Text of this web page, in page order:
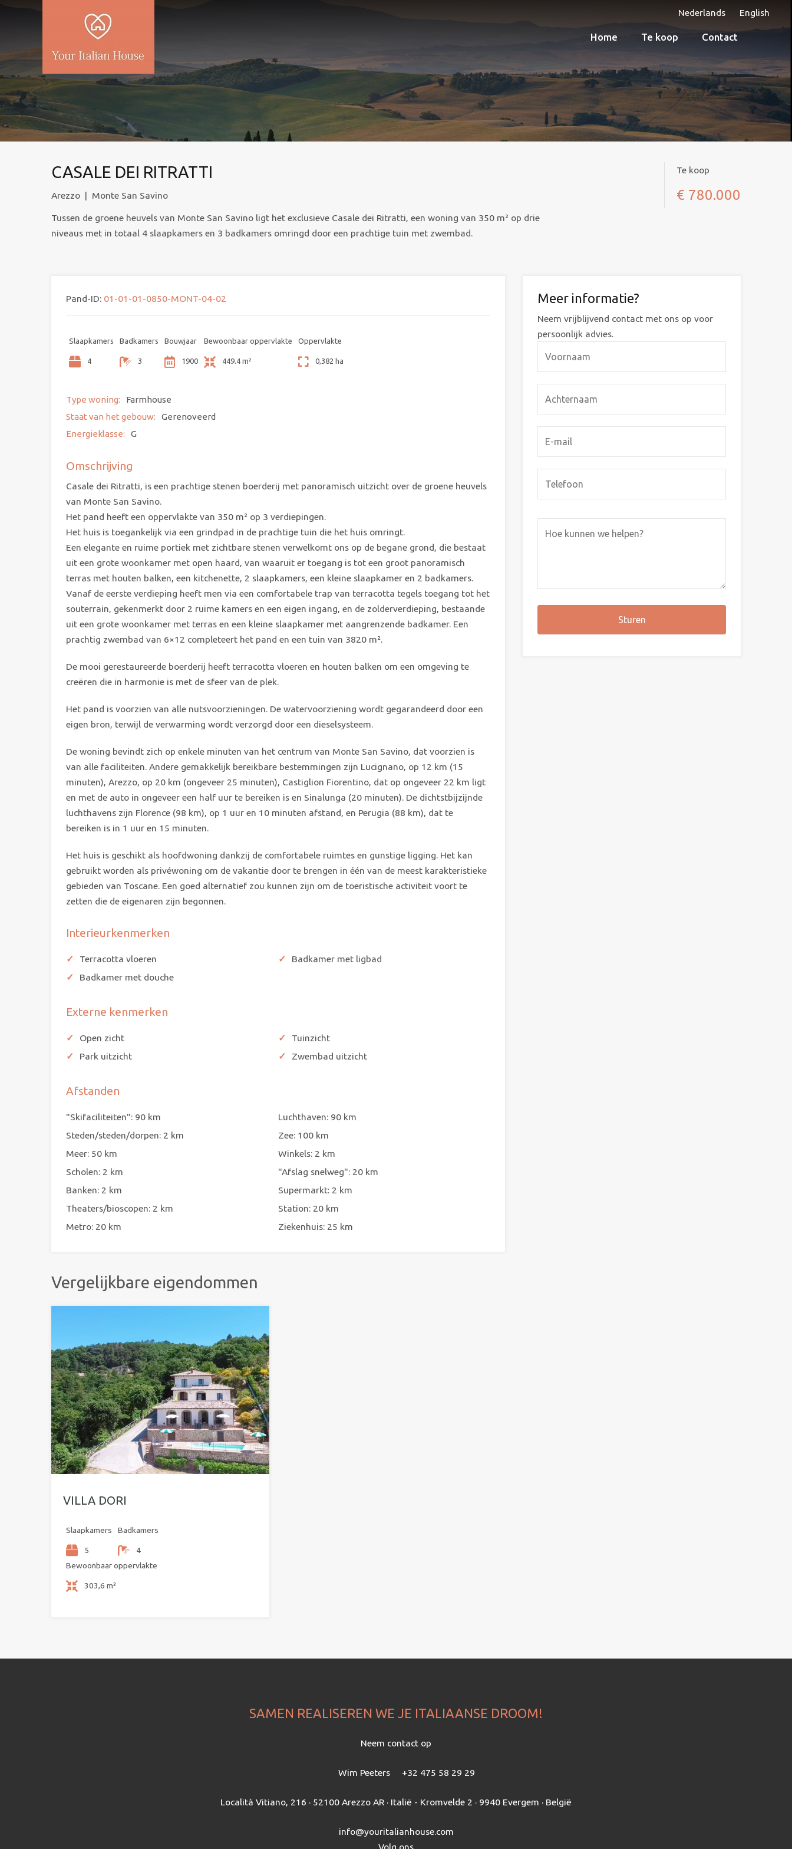
Nederlands English
Home Te koop Contact
CASALE DEI RITRATTI
Arezzo | Monte San Savino
Tussen de groene heuvels van Monte San Savino ligt het exclusieve Casale dei Ritratti, een woning van 350 m² op drie
niveaus met in totaal 4 slaapkamers en 3 badkamers omringd door een prachtige tuin met zwembad.
Te koop
€ 780.000
Pand-ID: 01-01-01-0850-MONT-04-02
Slaapkamers
4
Badkamers
3
Bouwjaar
1900
Bewoonbaar oppervlakte
449.4 m²
Oppervlakte
0,382 ha
Type woning:
Farmhouse
Staat van het gebouw:
Gerenoveerd
Energieklasse:
G
Omschrijving
Casale dei Ritratti, is een prachtige stenen boerderij met panoramisch uitzicht over de groene heuvels
van Monte San Savino.
Het pand heeft een oppervlakte van 350 m² op 3 verdiepingen.
Het huis is toegankelijk via een grindpad in de prachtige tuin die het huis omringt.
Een elegante en ruime portiek met zichtbare stenen verwelkomt ons op de begane grond, die bestaat
uit een grote woonkamer met open haard, van waaruit er toegang is tot een groot panoramisch
terras met houten balken, een kitchenette, 2 slaapkamers, een kleine slaapkamer en 2 badkamers.
Vanaf de eerste verdieping heeft men via een comfortabele trap van terracotta tegels toegang tot het
souterrain, gekenmerkt door 2 ruime kamers en een eigen ingang, en de zolderverdieping, bestaande
uit een grote woonkamer met terras en een kleine slaapkamer met aangrenzende badkamer. Een
prachtig zwembad van 6×12 completeert het pand en een tuin van 3820 m².
De mooi gerestaureerde boerderij heeft terracotta vloeren en houten balken om een omgeving te
creëren die in harmonie is met de sfeer van de plek.
Het pand is voorzien van alle nutsvoorzieningen. De watervoorziening wordt gegarandeerd door een
eigen bron, terwijl de verwarming wordt verzorgd door een dieselsysteem.
De woning bevindt zich op enkele minuten van het centrum van Monte San Savino, dat voorzien is
van alle faciliteiten. Andere gemakkelijk bereikbare bestemmingen zijn Lucignano, op 12 km (15
minuten), Arezzo, op 20 km (ongeveer 25 minuten), Castiglion Fiorentino, dat op ongeveer 22 km ligt
en met de auto in ongeveer een half uur te bereiken is en Sinalunga (20 minuten). De dichtstbijzijnde
luchthavens zijn Florence (98 km), op 1 uur en 10 minuten afstand, en Perugia (88 km), dat te
bereiken is in 1 uur en 15 minuten.
Het huis is geschikt als hoofdwoning dankzij de comfortabele ruimtes en gunstige ligging. Het kan
gebruikt worden als privéwoning om de vakantie door te brengen in één van de meest karakteristieke
gebieden van Toscane. Een goed alternatief zou kunnen zijn om de toeristische activiteit voort te
zetten die de eigenaren zijn begonnen.
Interieurkenmerken
Terracotta vloeren
Badkamer met ligbad
Badkamer met douche
Externe kenmerken
Open zicht
Tuinzicht
Park uitzicht
Zwembad uitzicht
Afstanden
"Skifaciliteiten": 90 km
Luchthaven: 90 km
Steden/steden/dorpen: 2 km
Zee: 100 km
Meer: 50 km
Winkels: 2 km
Scholen: 2 km
"Afslag snelweg": 20 km
Banken: 2 km
Supermarkt: 2 km
Theaters/bioscopen: 2 km
Station: 20 km
Metro: 20 km
Ziekenhuis: 25 km
Vergelijkbare eigendommen
VILLA DORI
Slaapkamers
5
Badkamers
4
Bewoonbaar oppervlakte
303,6 m²
Meer informatie?
Neem vrijblijvend contact met ons op voor
persoonlijk advies.
SAMEN REALISEREN WE JE ITALIAANSE DROOM!
Neem contact op
Wim Peeters +32 475 58 29 29
Località Vitiano, 216 · 52100 Arezzo AR · Italië - Kromvelde 2 · 9940 Evergem · België
info@youritalianhouse.com
Volg ons